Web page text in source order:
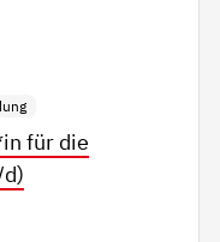
für die